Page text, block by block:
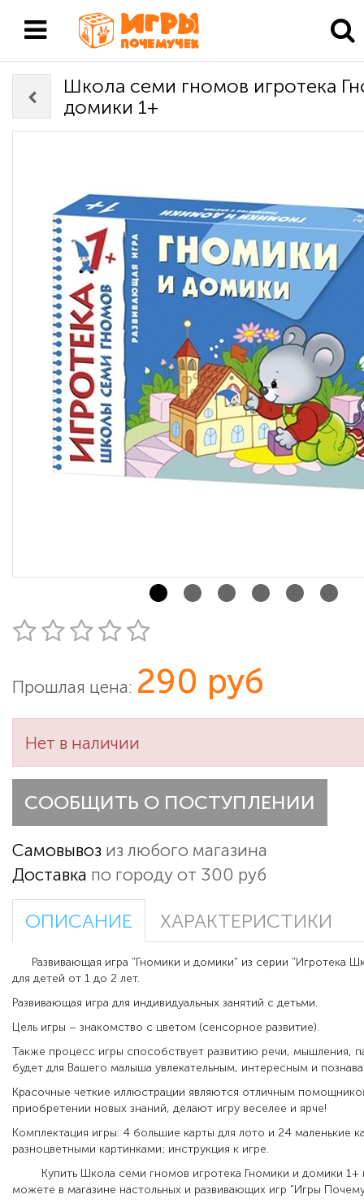
Школа семи гномов игротека
домики 1+
Прошлая цена: 290 руб
Нет в наличии
СООБЩИТЬ О ПОСТУПЛЕНИИ
Самовывоз из любого магазина
Доставка по городу от 300 руб
ОПИСАНИЕ ХАРАКТЕРИСТИКИ
Развивающая игра "Гномики и домики" из серии "Игротека
для детей от 1 до 2 лет.
Развивающая игра для индивидуальных занятий с детьми.
Цель игры – знакомство с цветом (сенсорное развитие).
Также процесс игры способствует развитию речи, мышления,
будет для Вашего малыша увлекательным, интересным и
Красочные четкие иллюстрации являются отличным
приобретении новых знаний, делают игру веселее и ярче!
Комплектация игры: 4 большие карты для лото и 24 маленькие
разноцветными картинками; инструкция к игре.
Купить Школа семи гномов игротека Гномики и домики 1+
можете в магазине настольных и развивающих игр "Игры